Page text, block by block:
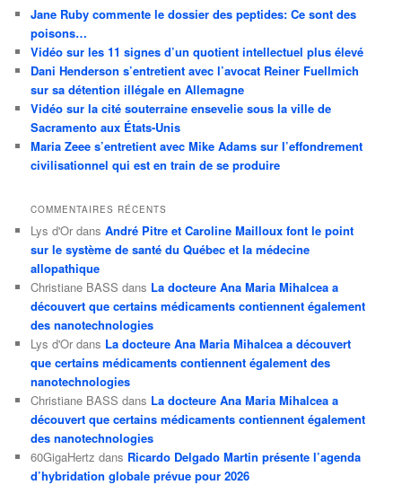
Jane Ruby commente le dossier des peptides: Ce sont des
poisons…
Vidéo sur les 11 signes d’un quotient intellectuel plus élevé
Dani Henderson s’entretient avec l’avocat Reiner Fuellmich
sur sa détention illégale en Allemagne
Vidéo sur la cité souterraine ensevelie sous la ville de
Sacramento aux États-Unis
Maria Zeee s’entretient avec Mike Adams sur l’effondrement
civilisationnel qui est en train de se produire
COMMENTAIRES RÉCENTS
Lys d'Or dansAndré Pitre et Caroline Mailloux font le point
sur le système de santé du Québec et la médecine
allopathique
Christiane BASS dans La docteure Ana Maria Mihalcea a
découvert que certains médicaments contiennent également
des nanotechnologies
Lys d'Or dans La docteure Ana Maria Mihalcea a découvert
que certains médicaments contiennent également des
nanotechnologies
Christiane BASS dans La docteure Ana Maria Mihalcea a
découvert que certains médicaments contiennent également
des nanotechnologies
60GigaHertz dans Ricardo Delgado Martin présente l’agenda
d’hybridation globale prévue pour 2026